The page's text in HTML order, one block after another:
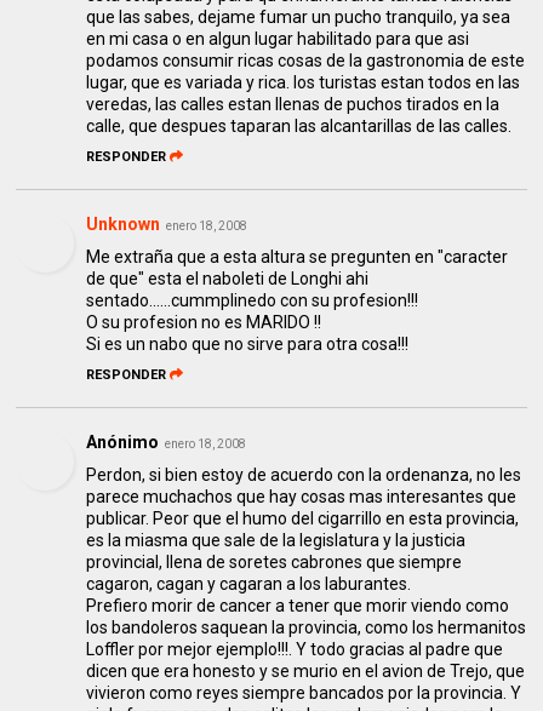
que las sabes, dejame fumar un pucho tranquilo, ya sea
en mi casa o en algun lugar habilitado para que asi
podamos consumir ricas cosas de la gastronomia de este
lugar, que es variada y rica. los turistas estan todos en las
veredas, las calles estan llenas de puchos tirados en la
calle, que despues taparan las alcantarillas de las calles.
RESPONDER
Unknown enero 18, 2008
Me extraña que a esta altura se pregunten en "caracter
de que" esta el naboleti de Longhi ahi
sentado......cummplinedo con su profesion!!!
O su profesion no es MARIDO !!
Si es un nabo que no sirve para otra cosa!!!
RESPONDER
Anónimo enero 18, 2008
Perdon, si bien estoy de acuerdo con la ordenanza, no les
parece muchachos que hay cosas mas interesantes que
publicar. Peor que el humo del cigarrillo en esta provincia,
es la miasma que sale de la legislatura y la justicia
provincial, llena de soretes cabrones que siempre
cagaron, cagan y cagaran a los laburantes.
Prefiero morir de cancer a tener que morir viendo como
los bandoleros saquean la provincia, como los hermanitos
Loffler por mejor ejemplo!!!. Y todo gracias al padre que
dicen que era honesto y se murio en el avion de Trejo, que
vivieron como reyes siempre bancados por la provincia. Y